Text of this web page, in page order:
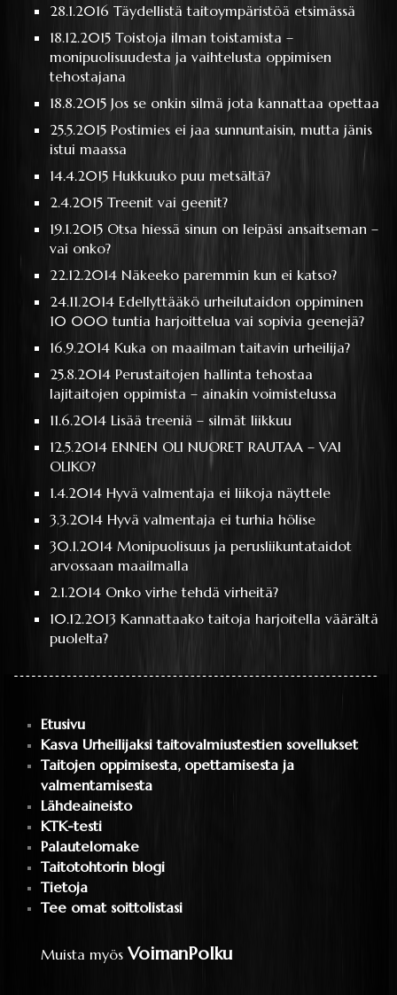
28.1.2016Täydellistä taitoympäristöä etsimässä
18.12.2015Toistoja ilman toistamista –
monipuolisuudesta ja vaihtelusta oppimisen
tehostajana
18.8.2015 Jos se onkin silmä jota kannattaa opettaa
25.5.2015 Postimies ei jaa sunnuntaisin, mutta jänis
istui maassa
14.4.2015Hukkuuko puu metsältä?
2.4.2015Treenit vai geenit?
19.1.2015 Otsa hiessä sinun on leipäsi ansaitseman –
vai onko?
22.12.2014Näkeeko paremmin kun ei katso?
24.11.2014 Edellyttääkö urheilutaidon oppiminen
10 000 tuntia harjoittelua vai sopivia geenejä?
16.9.2014Kuka on maailman taitavin urheilija?
25.8.2014Perustaitojen hallinta tehostaa
lajitaitojen oppimista – ainakin voimistelussa
11.6.2014Lisää treeniä – silmät liikkuu
12.5.2014ENNEN OLI NUORET RAUTAA – VAI
OLIKO?
1.4.2014Hyvä valmentaja ei liikoja näyttele
3.3.2014Hyvä valmentaja ei turhia hölise
30.1.2014Monipuolisuus ja perusliikuntataidot
arvossaan maailmalla
2.1.2014 Onko virhe tehdä virheitä?
10.12.2013Kannattaako taitoja harjoitella väärältä
puolelta?
Etusivu
Kasva Urheilijaksi taitovalmiustestien sovellukset
Taitojen oppimisesta, opettamisesta ja
valmentamisesta
Lähdeaineisto
KTK-testi
Palautelomake
Taitotohtorin blogi
Tietoja
Tee omat soittolistasi
Muista myös VoimanPolku